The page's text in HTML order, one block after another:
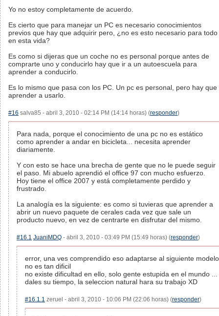
Yo no estoy completamente de acuerdo.
Es cierto que para manejar un PC es necesario conocimientos
previos que hay que adquirir pero, ¿no es esto necesario para todo
en esta vida?
Es como si dijeras que un coche no es personal porque antes de
comprarte uno y conducirlo hay que ir a un autoescuela para
aprender a conducirlo.
Es lo mismo que pasa con los PC. Un pc es personal, pero hay que
aprender a usarlo.
#16 salva85 - abril 3, 2010 - 02:14 PM (14:14 horas) (responder)
Para nada, porque el conocimiento de una pc no es estático
como aprender a andar en bicicleta... necesita aprender
diariamente.
Y con esto se hace una brecha de gente que no le puede seguir
el paso. Mi abuelo aprendió el office 97 con mucho esfuerzo.
Hoy tiene el office 2007 y está completamente perdido y
frustrado.
La analogía es la siguiente: es como si tuvieras que aprender a
abrir un nuevo paquete de cerales cada vez que sale un
producto nuevo, en vez de centrarte en disfrutar del mismo.
#16.1 JuaniMDQ - abril 3, 2010 - 03:49 PM (15:49 horas) (responder)
error, una ves comprendido eso adaptarse al siguiente modelo
no es tan dificil
no existe dificultad en ello, solo gente estupida en el mundo ...
dales su tiempo, la seleccion natural hara su trabajo XD
#16.1.1 zeruel - abril 3, 2010 - 10:06 PM (22:06 horas) (responder)